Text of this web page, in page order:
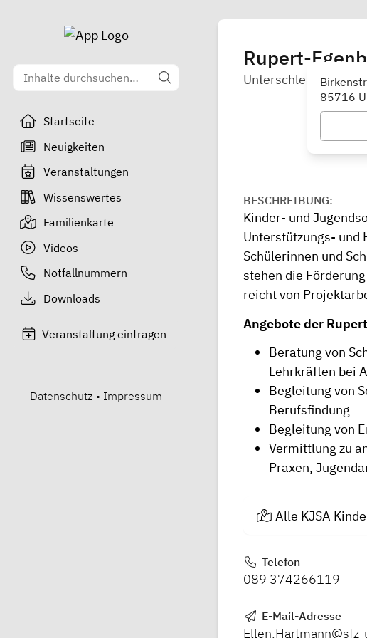
Startseite
Neuigkeiten
Veranstaltungen
Wissenswertes
Familienkarte
Videos
Notfallnummern
Downloads
Veranstaltung eintragen
Datenschutz • Impressum
Rupert-
Unterschleißheim
85716
BESCHREIBUNG:
Kinder- und
Unterstützungs- und
Schülerinnen und
stehen die
reicht von
Angebote der
Beratung von
Lehrkräften bei
Begleitung von
Berufsfindung
Begleitung von
Vermittlung zu
Praxen,
Alle KJSA
Telefon
089 374266119
E-Mail-Adresse